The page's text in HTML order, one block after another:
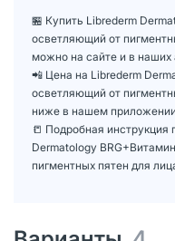
🏪 Купить Librederm
осветляющий от
можно на сайте и в наших
📲 Цена на Librederm
осветляющий от
ниже в нашем приложении
📒 Подробная
Dermatology
пигментных пятен для